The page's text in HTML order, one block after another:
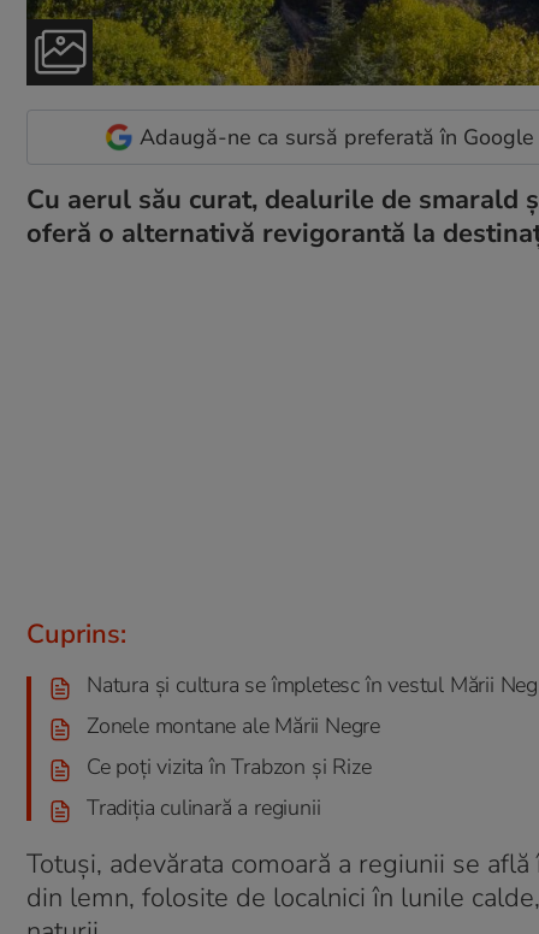
Adaugă-ne ca sursă preferată în Google
Cu aerul său curat, dealurile de smarald
oferă o alternativă revigorantă la
Cuprins:
Natura și cultura se împletesc în vestul Mării
Zonele montane ale Mării Negre
Ce poți vizita în Trabzon și Rize
Tradiția culinară a regiunii
Totuși, adevărata comoară a regiunii se
din lemn, folosite de localnici în lunile